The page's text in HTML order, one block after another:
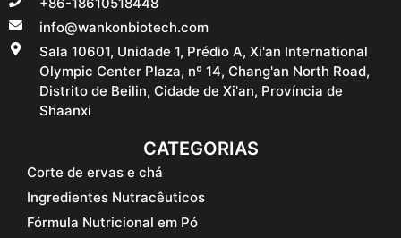
+86-18610518448
info@wankonbiotech.com
Sala 10601, Unidade 1, Prédio A, Xi'an International
Olympic Center Plaza, nº 14, Chang'an North Road,
Distrito de Beilin, Cidade de Xi'an, Província de
Shaanxi
CATEGORIAS
Corte de ervas e chá
Ingredientes Nutracêuticos
Fórmula Nutricional em Pó